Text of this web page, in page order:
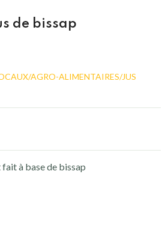
de bissap
AGRO-ALIMENTAIRES/JUS
à base de bissap